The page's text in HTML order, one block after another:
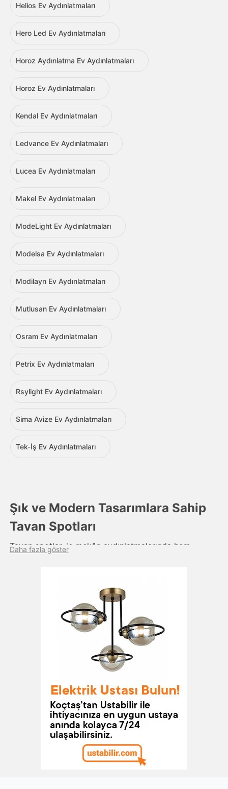
Şık ve Modern Tasarımlara Sahip
Tavan Spotları
Tavan spotlar, iç mekân aydınlatmalarında hem
derinlik ve şıklık katar. Tavan spot lamba, minimalist
ve çağdaş tasarım anlayışına uygun bir görünüm
sunar. Zarif hatları ve sade yapıları sayesinde, farklı
dekorasyon stilleriyle uyum sağlar. Düşük enerji
tüketimi ile yüksek aydınlatma performansı sunar.
Enerji tasarrufunu destekleyerek hem çevre dostu bir
çözüm sunar hem de elektrik faturalarını düşürür.
LED tavan spotları, salon, mutfak, banyo, ofis gibi
çeşitli mekânlarda kullanıma uygundur. Her mekânda
farklı bir atmosfer yaratır ve alanın kullanım amacına
uygun bir aydınlatma deneyimi sunar. Belirli alanları
vurgulamak veya aydınlatmak için ideal bir çözümdür.
LED asma tavan spotları, kurulumları genellikle
kolaydır ve kullanımları için özel bir eğitim
Daha fazla göster
Helios Ev Aydınlatmaları
Hero Led Ev Aydınlatmaları
Horoz Aydınlatma Ev Aydınlatmaları
Horoz Ev Aydınlatmaları
Kendal Ev Aydınlatmaları
Ledvance Ev Aydınlatmaları
Lucea Ev Aydınlatmaları
Makel Ev Aydınlatmaları
ModeLight Ev Aydınlatmaları
Modelsa Ev Aydınlatmaları
Modilayn Ev Aydınlatmaları
Mutlusan Ev Aydınlatmaları
Osram Ev Aydınlatmaları
Petrix Ev Aydınlatmaları
Rsylight Ev Aydınlatmaları
Sima Avize Ev Aydınlatmaları
Tek-İş Ev Aydınlatmaları